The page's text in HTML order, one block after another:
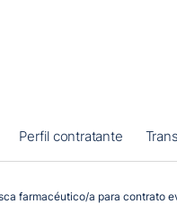
Perfil contratante
farmacéutico/a para contrato